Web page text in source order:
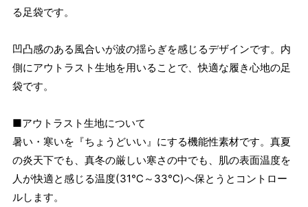
る足袋です。
凹凸感のある風合いが波の揺らぎを感じるデザインです。内
側にアウトラスト生地を用いることで、快適な履き心地の足
袋です。
■アウトラスト生地について
暑い・寒いを『ちょうどいい』にする機能性素材です。真夏
の炎天下でも、真冬の厳しい寒さの中でも、肌の表面温度を
人が快適と感じる温度(31℃～33℃)へ保とうとコントロー
ルします。